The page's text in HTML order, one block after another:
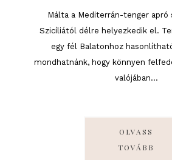
Málta a Mediterrán-tenger apró
Szicíliától délre helyezkedik el.
egy fél Balatonhoz
mondhatnánk, hogy könnyen
valójában...
OLVASS
TOVÁBB